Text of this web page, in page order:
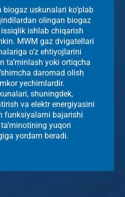
biogaz uskunalari ko’plab
olingan biogaz
issiqlik ishlab chiqarish
MWM gaz dvigatellari
o’z ehtiyojlarini
ta’minlash yoki ortiqcha
daromad olish
yechimlardir.
shuningdek,
va elektr energiyasini
funksiyalarni bajarishi
yuqori
yordam beradi.